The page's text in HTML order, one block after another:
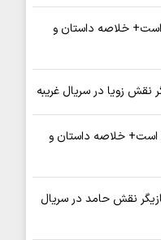
خلاصه داستان و
نقش زویا در سریال غریبه
است+ خلاصه داستان و
نقش حامد در سریال